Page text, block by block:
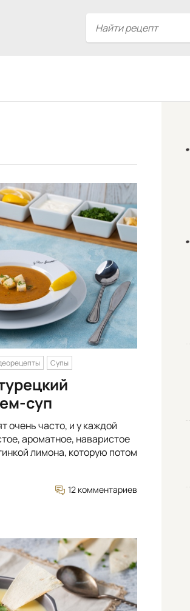
Супы
суп
очень часто, и у каждой
ароматное, наваристое
лимона, которую потом
12 комментариев